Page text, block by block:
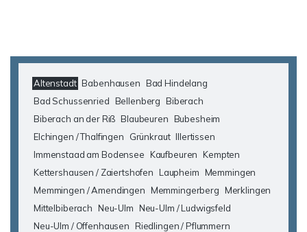
Altenstadt Babenhausen Bad Hindelang
Bad Schussenried Bellenberg Biberach
Biberach an der Riß Blaubeuren Bubesheim
Elchingen / Thalfingen
Grünkraut Illertissen
Immenstaad am Bodensee Kaufbeuren Kempten
Kettershausen / Zaiertshofen Laupheim Memmingen
Memmingen / Amendingen Memmingerberg Merklingen
Mittelbiberach Neu-Ulm Neu-Ulm / Ludwigsfeld
Neu-Ulm / Offenhausen Riedlingen / Pflummern